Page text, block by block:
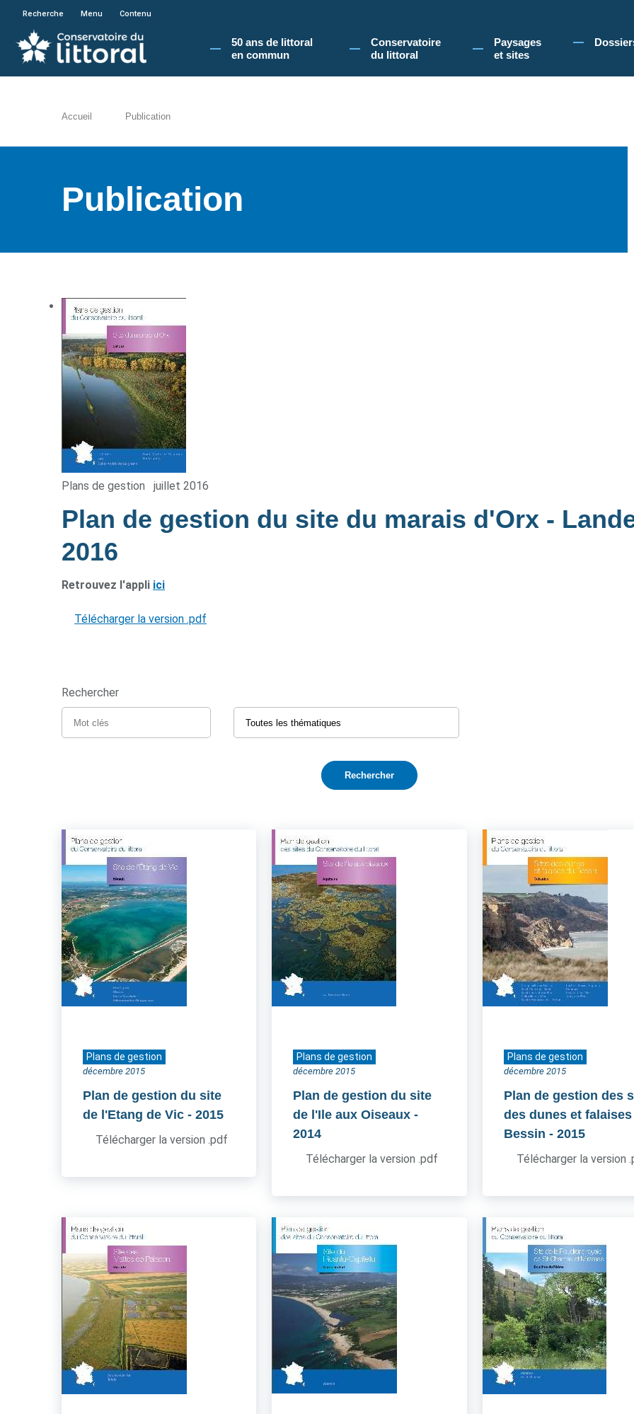
En poursuivant votre navigation sur le site du Conservatoire du littoral, vous acceptez l'utilisation de cookies pour vous
Recherche Menu Contenu
50 ans de littoral
en commun​
Conservatoire
du littoral
Paysages
et sites
Accueil Publication
Publication
Plans de gestion juillet 2016
Plan de gestion du site du marais d'Orx -
2016
Retrouvez l'appli ici
Télécharger la version .pdf
Rechercher
Plans de gestion
décembre 2015
Plan de gestion du site
de l'Etang de Vic - 2015
Télécharger la version .pdf
Plans de gestion
décembre 2015
Plan de gestion du site
de l'Ile aux Oiseaux -
2014
Télécharger la version .pdf
Plans de gestion
décembre 2015
Plan de gestion des
des dunes et falaises
Bessin - 2015
Télécharger la version